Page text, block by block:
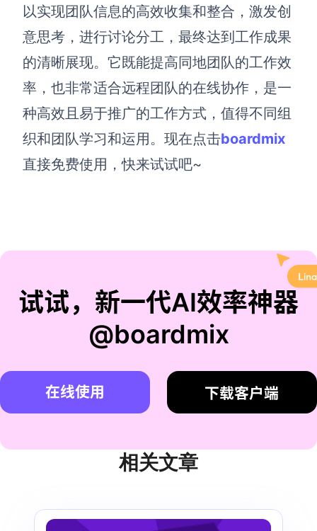
以实现团队信息的高效收集和整合，激发创
意思考，进行讨论分工，最终达到工作成果
的清晰展现。它既能提高同地团队的工作效
率，也非常适合远程团队的在线协作，是一
种高效且易于推广的工作方式，值得不同组
织和团队学习和运用。现在点击boardmix
直接免费使用，快来试试吧~
试试，新一代AI效率神器
@boardmix
在线使用 下载客户端
相关文章